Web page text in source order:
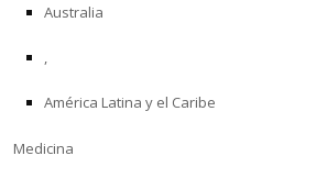
SEGURIDAD
INVESTIGACIÓN
Australia
,
América Latina y el Caribe
Medicina